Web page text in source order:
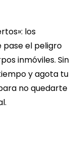
los
pase el peligro
inmóviles. Sin
y agota tu
no quedarte